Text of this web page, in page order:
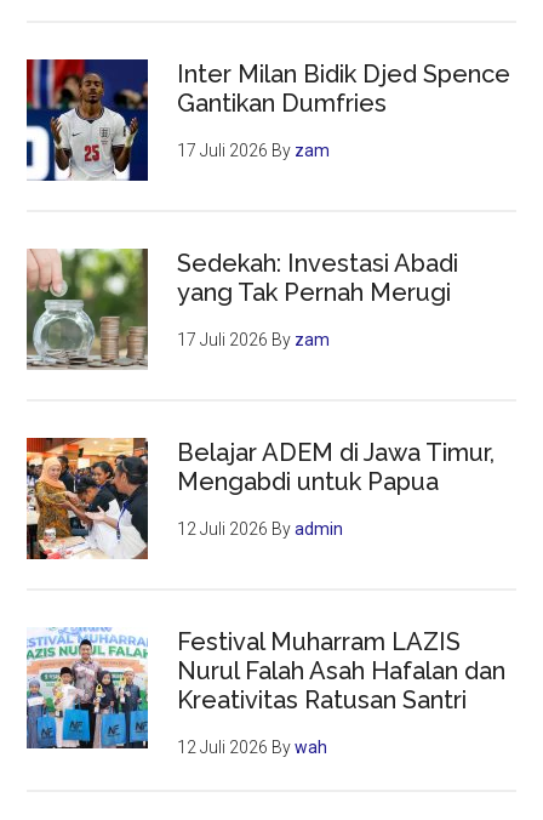
Inter Milan Bidik Djed Spence
Gantikan Dumfries
17 Juli 2026 By zam
Sedekah: Investasi Abadi
yang Tak Pernah Merugi
17 Juli 2026 By zam
Belajar ADEM di Jawa Timur,
Mengabdi untuk Papua
12 Juli 2026 Byadmin
Festival Muharram LAZIS
Nurul Falah Asah Hafalan dan
Kreativitas Ratusan Santri
12 Juli 2026 Bywah